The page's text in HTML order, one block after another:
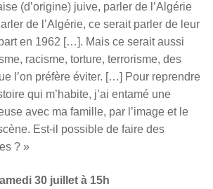
(d’origine) juive, parler de l’Algérie
de l’Algérie, ce serait parler de leur
en 1962 […]. Mais ce serait aussi
racisme, torture, terrorisme, des
l’on préfère éviter. […] Pour reprendre
qui m’habite, j’ai entamé une
avec ma famille, par l’image et le
Est-il possible de faire des
? »
30 juillet à 15h